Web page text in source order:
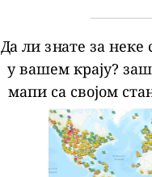
Да ли знате за неке
у вашем крају?
мапи са својом